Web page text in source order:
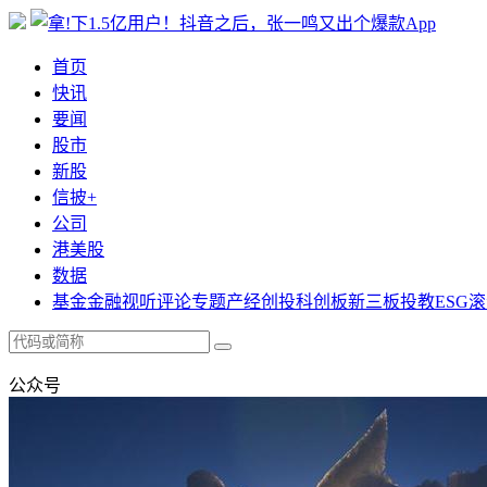
首页
快讯
要闻
股市
新股
信披+
公司
港美股
数据
基金金融视听评论专题产经创投科创板新三板投教ESG
公众号